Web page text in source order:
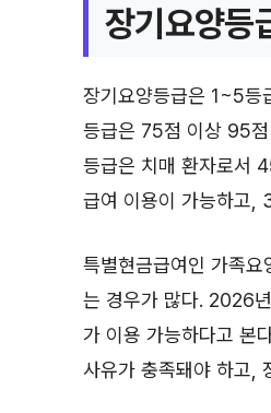
장기요양등
장기요양등급은 1~5등
등급은 75점 이상 95
등급은 치매 환자로서
급여 이용이 가능하고,
특별현금급여인 가족
는 경우가 많다. 2026
가 이용 가능하다고 본
사유가 충족돼야 하고,